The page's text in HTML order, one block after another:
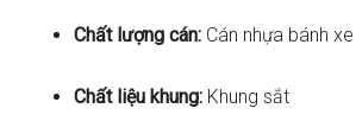
Chất lượng cán: Cán nhựa bánh xe
Chất liệu khung: Khung sắt